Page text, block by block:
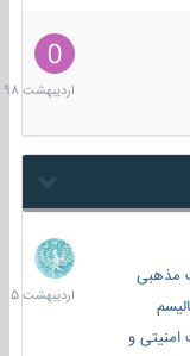
10
1398
و اطلاعاتی
8
1405